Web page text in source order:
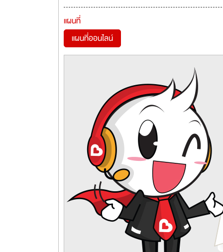
แผนที่
แผนที่ออนไลน์